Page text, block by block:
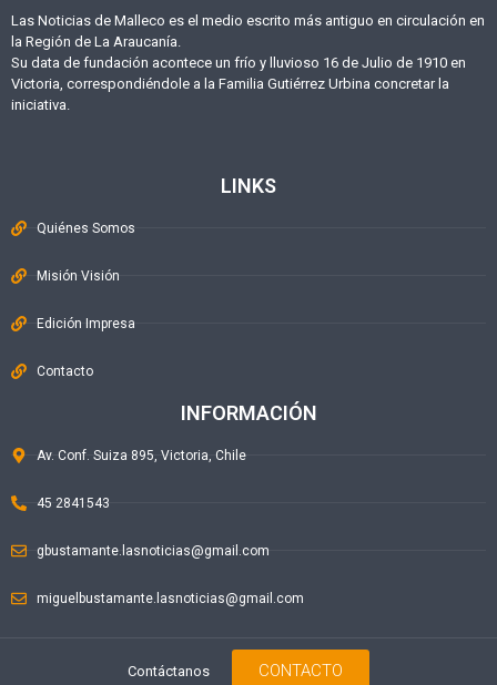
Las Noticias de Malleco es el medio escrito más antiguo en circulación en
la Región de La Araucanía.
Su data de fundación acontece un frío y lluvioso 16 de Julio de 1910 en
Victoria, correspondiéndole a la Familia Gutiérrez Urbina concretar la
iniciativa.
LINKS
Quiénes Somos
Misión Visión
Edición Impresa
Contacto
INFORMACIÓN
Av. Conf. Suiza 895, Victoria, Chile
45 2841543
gbustamante.lasnoticias@gmail.com
miguelbustamante.lasnoticias@gmail.com
Contáctanos CONTACTO